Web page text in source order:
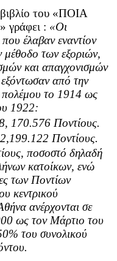
του «ΠΟΙΑ
: «Οι
έλαβαν εναντίον
των εξοριών,
και απαγχονισμών
από την
πολέμου το 1914 ως
1922:
170.576 Ποντίους.
Ποντίους.
ποσοστό δηλαδή
κατοίκων, ενώ
των Ποντίων
κεντρικού
ανέρχονται σε
ως τον Μάρτιο του
του συνολικού